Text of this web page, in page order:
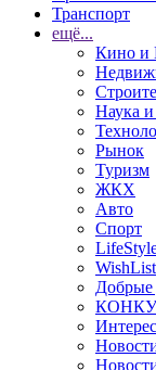
Транспорт
ещё...
Кино и
Наука и
Рынок
Туризм
ЖКХ
Авто
Спорт
WishList
Добрые